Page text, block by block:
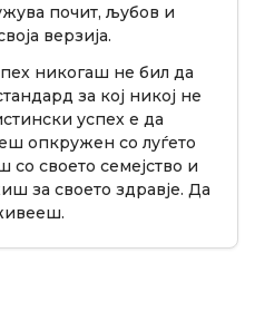
почит, љубов и
верзија.
никогаш не бил да
за кој никој не
успех е да
опкружен со луѓето
своето семејство и
за своето здравје. Да